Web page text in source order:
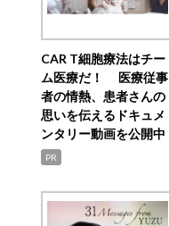
CAR T細胞療法はチー
ム医療だ！ 医療従事
者の情熱、患者さんの
思いを伝えるドキュメ
ンタリー動画を公開中
PR